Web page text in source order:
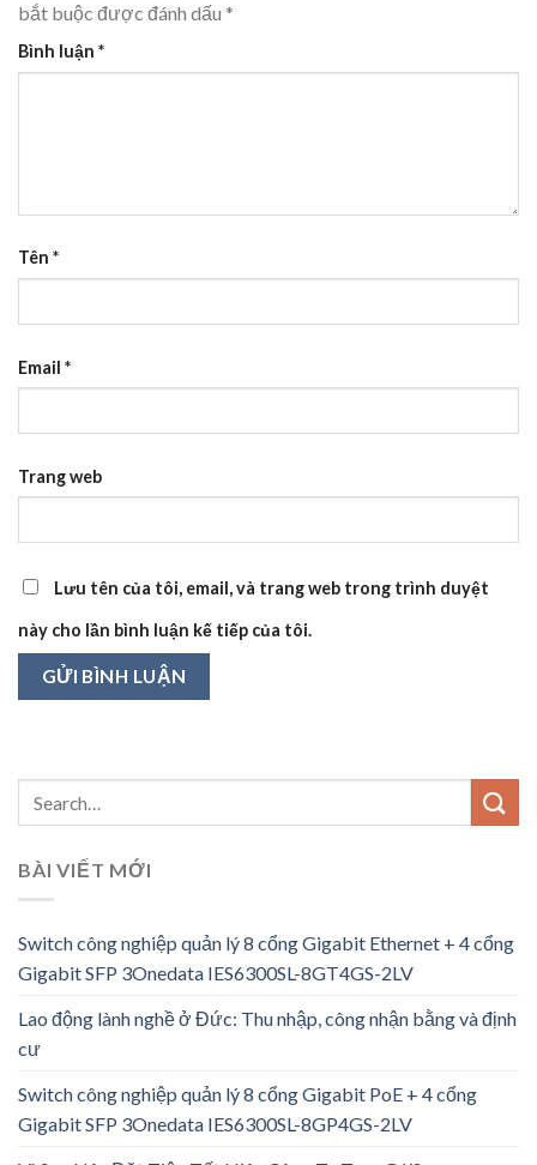
bắt buộc được đánh dấu *
Bình luận *
Tên *
Email *
Trang web
Lưu tên của tôi, email, và trang web trong trình duyệt
này cho lần bình luận kế tiếp của tôi.
BÀI VIẾT MỚI
Switch công nghiệp quản lý 8 cổng Gigabit Ethernet + 4 cổng
Gigabit SFP 3Onedata IES6300SL-8GT4GS-2LV
Lao động lành nghề ở Đức: Thu nhập, công nhận bằng và định
cư
Switch công nghiệp quản lý 8 cổng Gigabit PoE + 4 cổng
Gigabit SFP 3Onedata IES6300SL-8GP4GS-2LV